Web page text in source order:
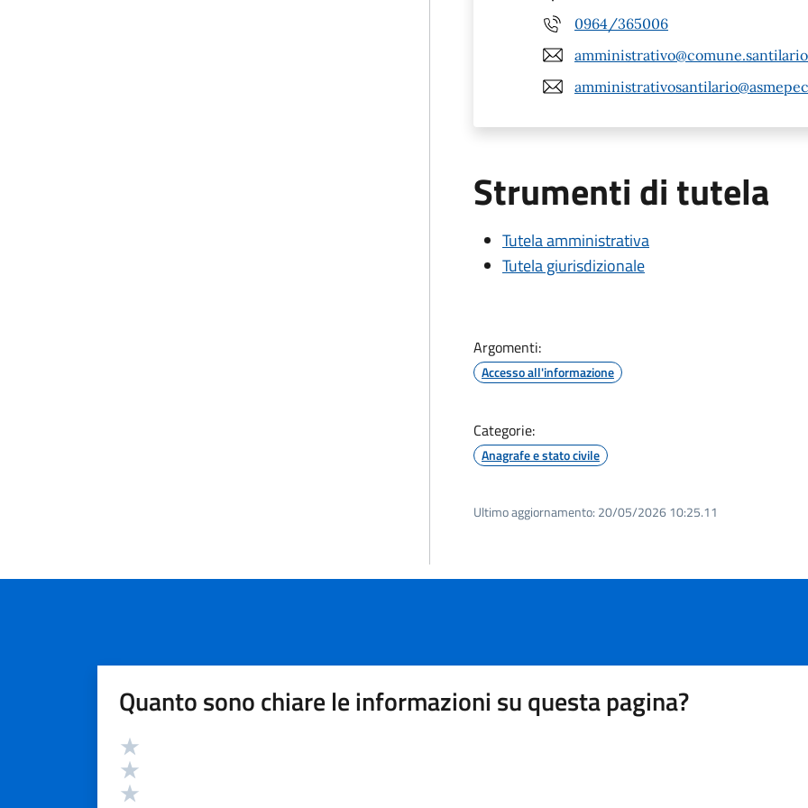
0964/365006
Strumenti di tutela
Tutela amministrativa
Tutela giurisdizionale
Argomenti:
Accesso all'informazione
Categorie:
Anagrafe e stato civile
Ultimo aggiornamento: 20/05/2026 10:25.11
Quanto sono chiare le informazioni su questa pagina?
Valutazione